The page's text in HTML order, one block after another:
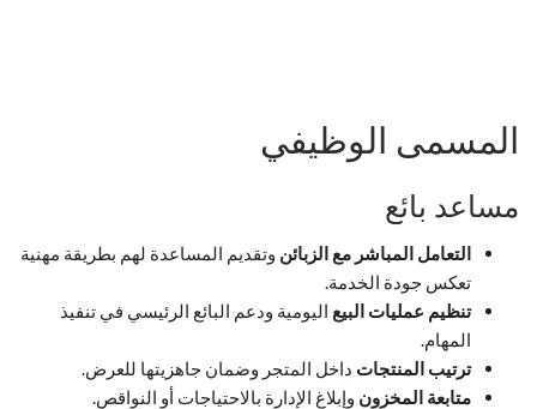
المسمى الوظيفي
مساعد بائع
التعامل المباشر مع الزبائن وتقديم المساعدة لهم بطريقة مهنية
تعكس جودة الخدمة.
تنظيم عمليات البيع اليومية ودعم البائع الرئيسي في تنفيذ
المهام.
ترتيب المنتجات داخل المتجر وضمان جاهزيتها للعرض.
متابعة المخزون وإبلاغ الإدارة بالاحتياجات أو النواقص.